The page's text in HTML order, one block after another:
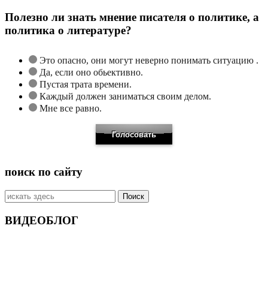
Полезно ли знать мнение писателя о политике, а
политика о литературе?
Это опасно, они могут неверно понимать ситуацию .
Да, если оно обьективно.
Пустая трата времени.
Каждый должен заниматься своим делом.
Мне все равно.
поиск по сайту
Искать:
ВИДЕОБЛОГ